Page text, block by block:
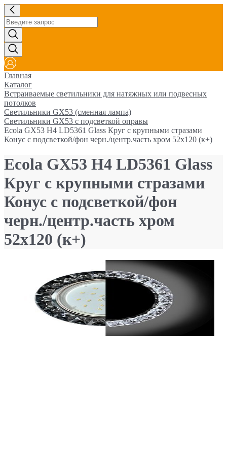
Главная
Каталог
Встраиваемые светильники для натяжных или подвесных
потолков
Светильники GX53 (сменная лампа)
Светильники GX53 с подсветкой оправы
Ecola GX53 H4 LD5361 Glass Круг с крупными стразами
Конус с подсветкой/фон черн./центр.часть хром 52x120 (к+)
Ecola GX53 H4 LD5361 Glass
Круг с крупными стразами
Конус с подсветкой/фон
черн./центр.часть хром
52x120 (к+)